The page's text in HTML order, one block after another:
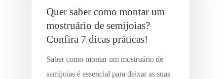
Quer saber como montar um
mostruário de semijoias?
Confira 7 dicas práticas!
Saber como montar um mostruário de
semijoias é essencial para deixar as suas